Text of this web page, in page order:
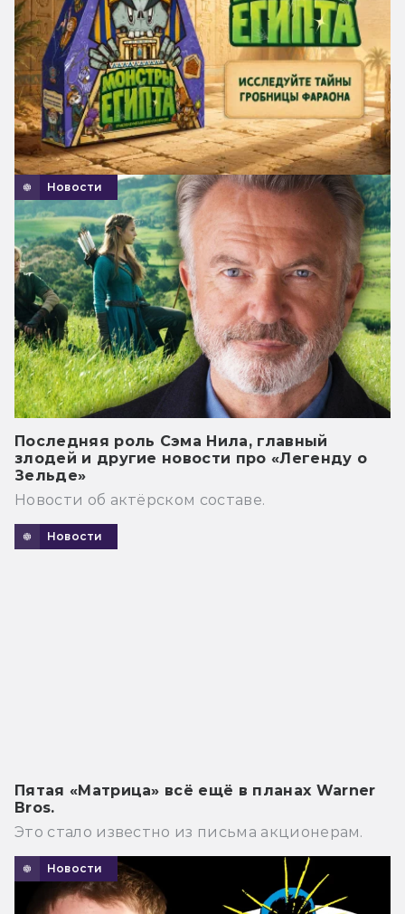
Новости
Последняя роль Сэма Нила, главный
злодей и другие новости про «Легенду о
Зельде»
Новости об актёрском составе.
Новости
Пятая «Матрица» всё ещё в планах Warner
Bros.
Это стало известно из письма акционерам.
Новости